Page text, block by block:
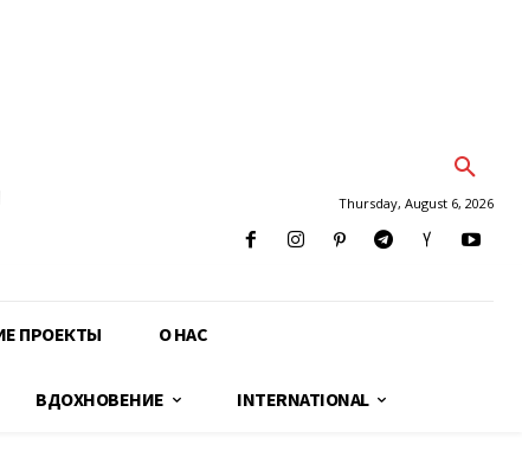
Thursday, August 6, 2026
ПРОЕКТЫ О НАС
ВДОХНОВЕНИЕ INTERNATIONAL